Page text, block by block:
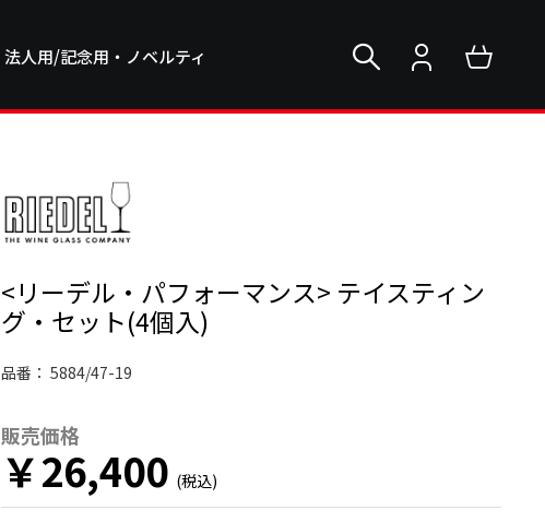
法人用/記念用・ノベルティ
<リーデル・パフォーマンス> テイスティン
グ・セット(4個入)
品番：5884/47-19
販売価格
￥26,400